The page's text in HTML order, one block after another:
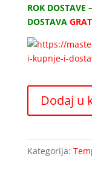
ROK
DOSTAVA
Dodaj u
Kategorija: